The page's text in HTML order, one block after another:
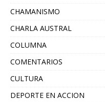
CHAMANISMO
CHARLA AUSTRAL
COLUMNA
COMENTARIOS
CULTURA
DEPORTE EN ACCION